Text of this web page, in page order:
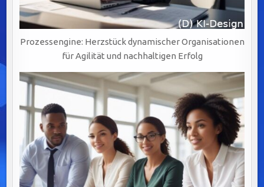
Prozessengine: Herzstück dynamischer Organisationen
für Agilität und nachhaltigen Erfolg